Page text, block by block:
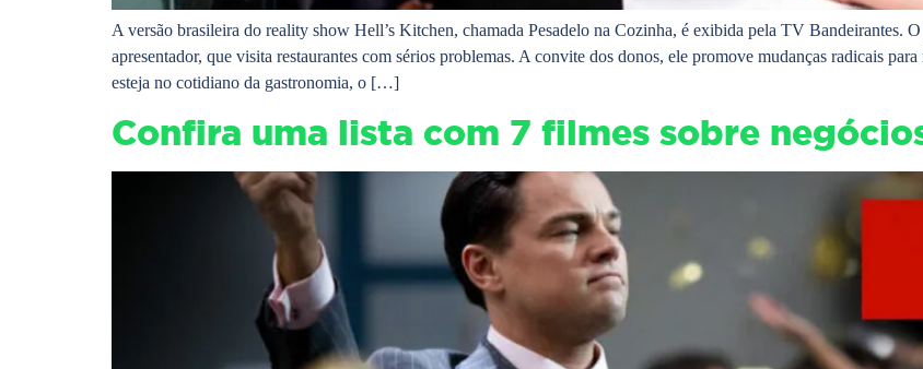
A versão brasileira do reality show Hell’s Kitchen, chamada Pesadelo na Cozinha, é exibida pela TV Bandeirantes.
apresentador, que visita restaurantes com sérios problemas. A convite dos donos, ele promove mudanças radicais
esteja no cotidiano da gastronomia, o […]
Confira uma lista com 7 filmes sobre